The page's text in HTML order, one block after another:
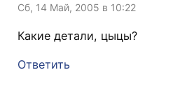
Сб, 14 Май, 2005 в 10:22
Какие детали, цыцы?
Ответить